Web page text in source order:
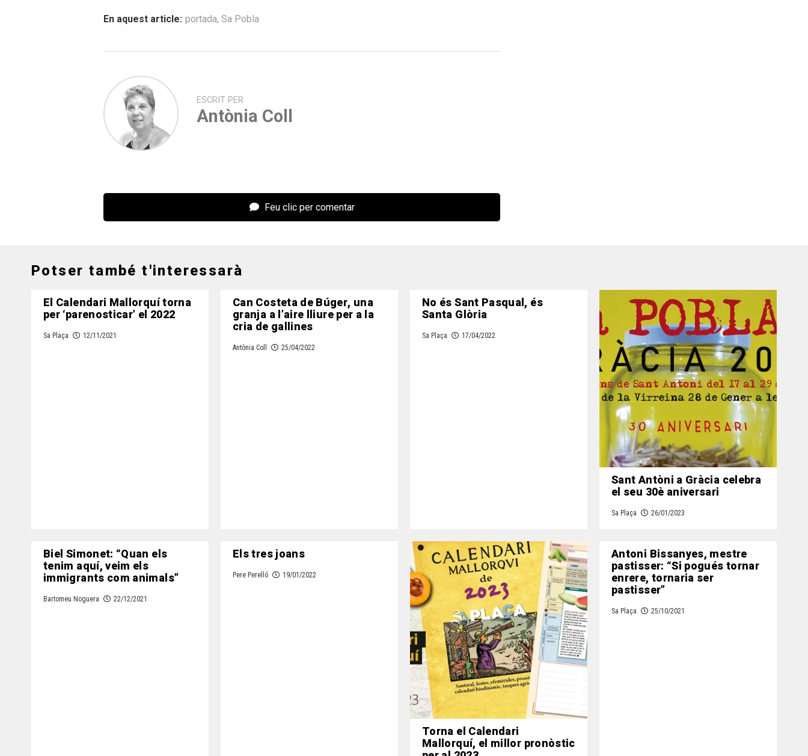
En aquest article: portada, Sa Pobla
ESCRIT PER
Antònia Coll
Feu clic per comentar
Potser també t'interessarà
El Calendari Mallorquí torna
per ‘parenosticar’ el 2022
Sa Plaça 12/11/2021
Can Costeta de Búger, una
granja a l’aire lliure per a la
cria de gallines
Antònia Coll 25/04/2022
No és Sant Pasqual, és
Santa Glòria
Sa Plaça 17/04/2022
Sant Antòni a Gràcia celebra
el seu 30è aniversari
Sa Plaça 26/01/2023
Biel Simonet: “Quan els
tenim aquí, veim els
immigrants com animals”
Bartomeu Noguera 22/12/2021
Els tres joans
Pere Perelló 19/01/2022
Torna el Calendari
Mallorquí, el millor pronòstic
Antoni Bissanyes, mestre
pastisser: “Si pogués tornar
enrere, tornaria ser
pastisser”
Sa Plaça 25/10/2021